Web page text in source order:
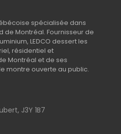
spécialisée dans
de Montréal. Fournisseur de
LEDCO dessert les
résidentiel et
Montréal et de ses
montre ouverte au public.
J3Y 1B7